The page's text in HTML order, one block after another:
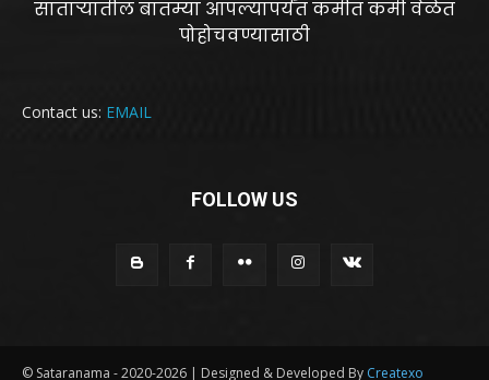
साताऱ्यातील बातम्या आपल्यापर्यंत कमीत कमी वेळेत
पोहोचवण्यासाठी
Contact us: EMAIL
FOLLOW US
© Sataranama - 2020-2026 | Designed & Developed By Createxo